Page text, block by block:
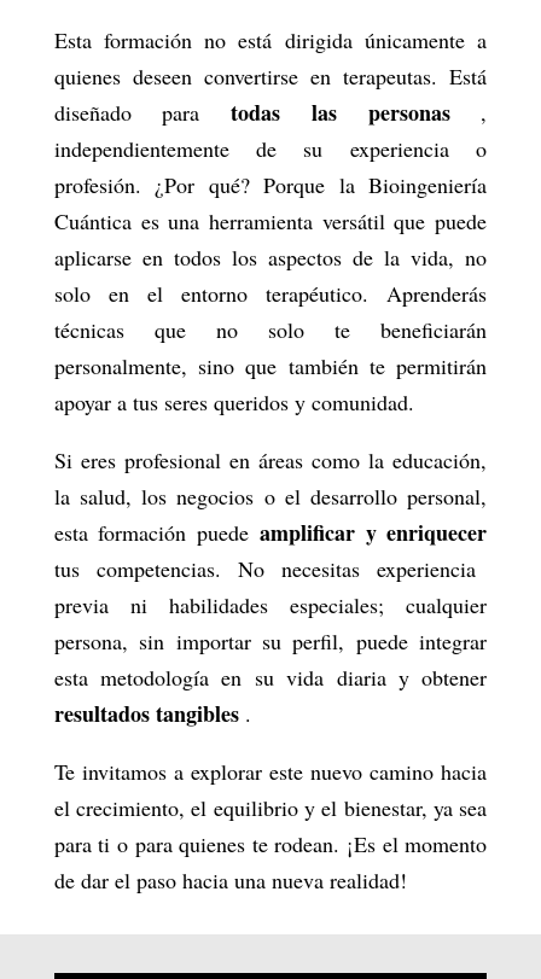
Esta formación no está dirigida únicamente a
quienes deseen convertirse en terapeutas. Está
diseñado paratodas las personas,
independientemente de su experiencia o
profesión. ¿Por qué? Porque la Bioingeniería
Cuántica es una herramienta versátil que puede
aplicarse en todos los aspectos de la vida, no
solo en el entorno terapéutico. Aprenderás
técnicas que no solo te beneficiarán
personalmente, sino que también te permitirán
apoyar a tus seres queridos y comunidad.
Si eres profesional en áreas como la educación,
la salud, los negocios o el desarrollo personal,
esta formación puede amplificar y enriquecer
tus competencias. No necesitas experiencia
previa ni habilidades especiales; cualquier
persona, sin importar su perfil, puede integrar
esta metodología en su vida diaria y obtener
resultados tangibles.
Te invitamos a explorar este nuevo camino hacia
el crecimiento, el equilibrio y el bienestar, ya sea
para ti o para quienes te rodean. ¡Es el momento
de dar el paso hacia una nueva realidad!